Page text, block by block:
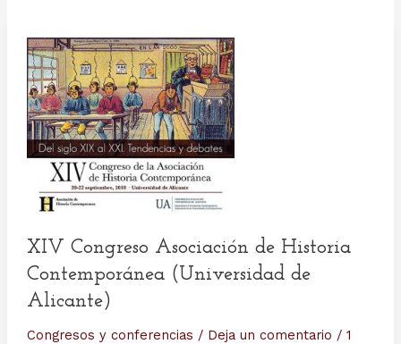
XIV Congreso Asociación de Historia
Contemporánea (Universidad de
Alicante)
Congresos y conferencias / Deja un comentario / 1